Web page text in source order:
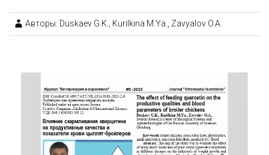
Авторы: Duskaev G.K., Kurilkina M.Ya., Zavyalov O.A.